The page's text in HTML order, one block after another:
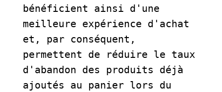
bénéficient ainsi d'une
meilleure expérience d'achat
et, par conséquent,
permettent de réduire le taux
d'abandon des produits déjà
ajoutés au panier lors du